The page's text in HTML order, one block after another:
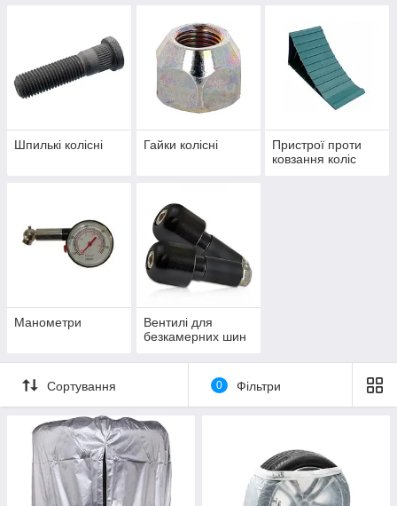
Шпилькі колісні Гайки колісні
Пристрої проти
ковзання коліс
Манометри
Вентилі для
безкамерних шин
Сортування 0 Фільтри